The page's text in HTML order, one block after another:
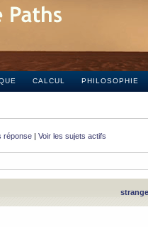
CALCUL PHILOSOPHIE
réponse | Voir les sujets actifs